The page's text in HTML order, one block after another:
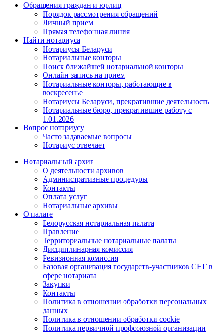
Обращения граждан и юрлиц
Порядок рассмотрения обращений
Личный прием
Прямая телефонная линия
Найти нотариуса
Нотариусы Беларуси
Нотариальные конторы
Поиск ближайшей нотариальной конторы
Онлайн запись на прием
Нотариальные конторы, работающие в
воскресенье
Нотариусы Беларуси, прекратившие деятельность
Нотариальные бюро, прекратившие работу с
1.01.2026
Вопрос нотариусу
Часто задаваемые вопросы
Нотариус отвечает
Нотариальный архив
О деятельности архивов
Административные процедуры
Контакты
Оплата услуг
Нотариальные архивы
О палате
Белорусская нотариальная палата
Правление
Территориальные нотариальные палаты
Дисциплинарная комиссия
Ревизионная комиссия
Базовая организация государств-участников СНГ в
сфере нотариата
Закупки
Контакты
Политика в отношении обработки персональных
данных
Политика в отношении обработки cookie
Политика первичной профсоюзной организации